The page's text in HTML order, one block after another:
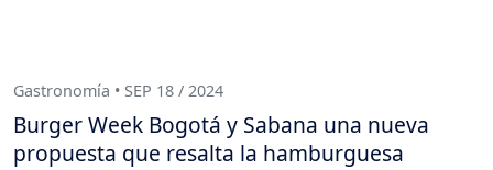
Gastronomía • SEP 18 / 2024
Burger Week Bogotá y Sabana una nueva
propuesta que resalta la hamburguesa